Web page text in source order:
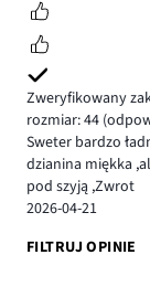
Zweryfikowany
rozmiar: 44
Sweter bardzo
dzianina miękka
pod szyją ,Zwrot
2026-04-21
FILTRUJ OPINIE